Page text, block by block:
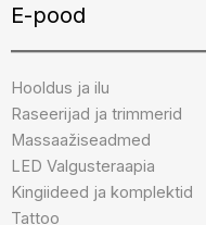
E-pood
Hooldus ja ilu
Raseerijad ja trimmerid
Massaažiseadmed
LED Valgusteraapia
Kingiideed ja komplektid
Tattoo